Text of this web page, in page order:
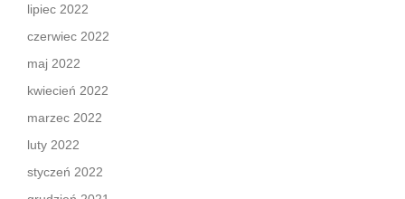
lipiec 2022
czerwiec 2022
maj 2022
kwiecień 2022
marzec 2022
luty 2022
styczeń 2022